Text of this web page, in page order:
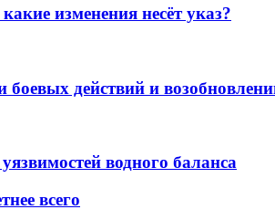
изменения несёт указ?
действий и
водного баланса
всего